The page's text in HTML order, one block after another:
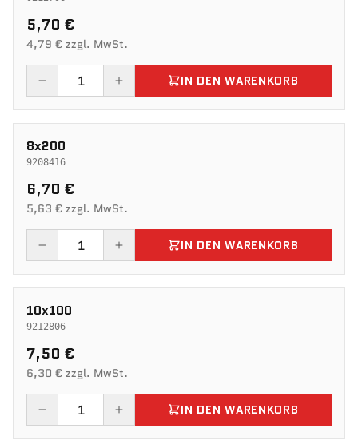
5,70 €
4,79 € zzgl. MwSt.
IN DEN WARENKORB
8x200
9208416
6,70 €
5,63 € zzgl. MwSt.
IN DEN WARENKORB
10x100
9212806
7,50 €
6,30 € zzgl. MwSt.
IN DEN WARENKORB